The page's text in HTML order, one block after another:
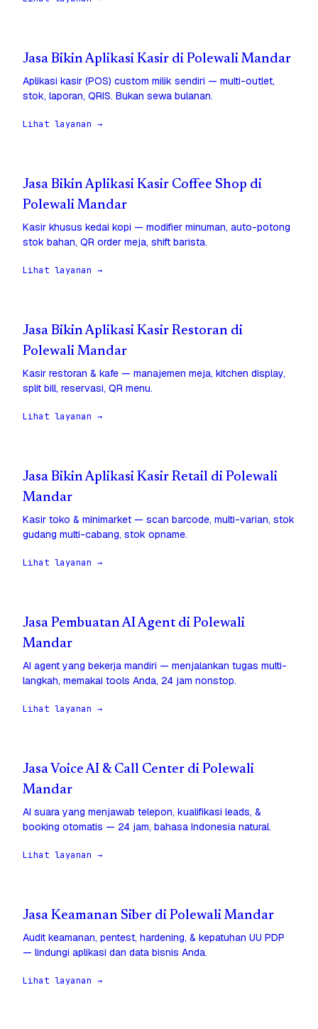
Jasa Bikin Aplikasi Kasir di Polewali Mandar
Aplikasi kasir (POS) custom milik sendiri — multi-outlet,
stok, laporan, QRIS. Bukan sewa bulanan.
Lihat layanan →
Jasa Bikin Aplikasi Kasir Coffee Shop di
Polewali Mandar
Kasir khusus kedai kopi — modifier minuman, auto-potong
stok bahan, QR order meja, shift barista.
Lihat layanan →
Jasa Bikin Aplikasi Kasir Restoran di
Polewali Mandar
Kasir restoran & kafe — manajemen meja, kitchen display,
split bill, reservasi, QR menu.
Lihat layanan →
Jasa Bikin Aplikasi Kasir Retail di Polewali
Mandar
Kasir toko & minimarket — scan barcode, multi-varian, stok
gudang multi-cabang, stok opname.
Lihat layanan →
Jasa Pembuatan AI Agent di Polewali
Mandar
AI agent yang bekerja mandiri — menjalankan tugas multi-
langkah, memakai tools Anda, 24 jam nonstop.
Lihat layanan →
Jasa Voice AI & Call Center di Polewali
Mandar
AI suara yang menjawab telepon, kualifikasi leads, &
booking otomatis — 24 jam, bahasa Indonesia natural.
Lihat layanan →
Jasa Keamanan Siber di Polewali Mandar
Audit keamanan, pentest, hardening, & kepatuhan UU PDP
— lindungi aplikasi dan data bisnis Anda.
Lihat layanan →